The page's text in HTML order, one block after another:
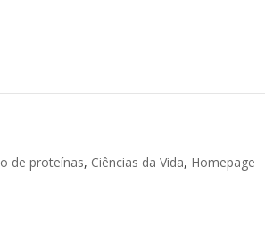
de proteínas, Ciências da Vida, Homepage